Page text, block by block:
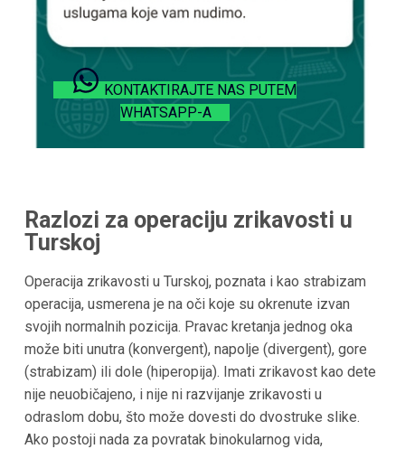
KONTAKTIRAJTE NAS PUTEM
WHATSAPP-A
Razlozi za operaciju zrikavosti u
Turskoj
Operacija zrikavosti u Turskoj, poznata i kao strabizam
operacija, usmerena je na oči koje su okrenute izvan
svojih normalnih pozicija. Pravac kretanja jednog oka
može biti unutra (konvergent), napolje (divergent), gore
(strabizam) ili dole (hiperopija). Imati zrikavost kao dete
nije neuobičajeno, i nije ni razvijanje zrikavosti u
odraslom dobu, što može dovesti do dvostruke slike.
Ako postoji nada za povratak binokularnog vida,